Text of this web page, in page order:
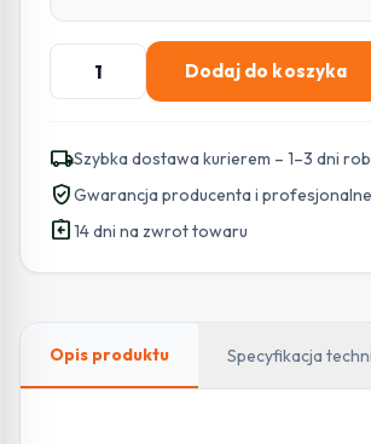
ilość
SATEL
PRF-
LCD
PERFECTA
Dodaj do koszyka
local_shippingSzybka dostawa kurierem – 1–3 dni
verified_userGwarancja producenta i
assignment_return14 dni na zwrot towaru
Opis produktu Specyfikacja